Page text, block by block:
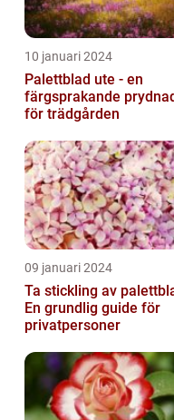
10 januari 2024
Palettblad ute - en
färgsprakande
för trädgården
09 januari 2024
Ta stickling av
En grundlig guide för
privatpersoner